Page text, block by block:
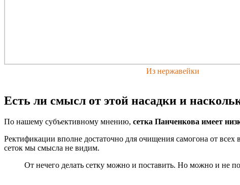
Из нержавейки
Есть ли смысл от этой насадки и
По нашему субъективному мнению, сетка Панченкова имеет
Ректификации вполне достаточно для очищения самогона от
сеток мы смысла не видим.
От нечего делать сетку можно и поставить. Но можно и не